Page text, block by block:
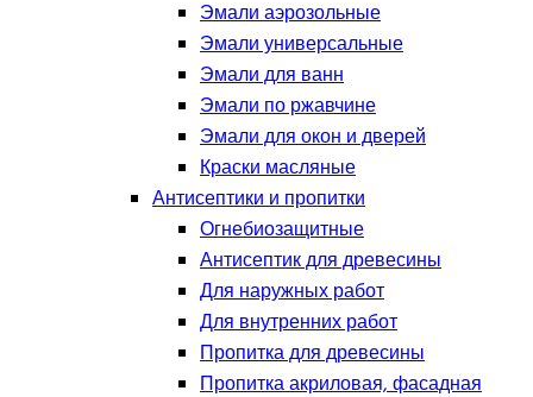
Эмали аэрозольные
Эмали универсальные
Эмали для ванн
Эмали по ржавчине
Эмали для окон и дверей
Краски масляные
Антисептики и пропитки
Огнебиозащитные
Антисептик для древесины
Для наружных работ
Для внутренних работ
Пропитка для древесины
Пропитка акриловая, фасадная